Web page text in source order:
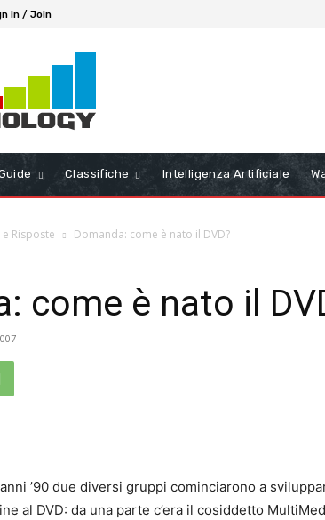
in / Join
Classifiche Intelligenza Artificiale
Risposte Domanda: come è nato il DVD?
come è nato il
’90 due diversi gruppi cominciarono a
al DVD: da una parte c’era il cosiddetto